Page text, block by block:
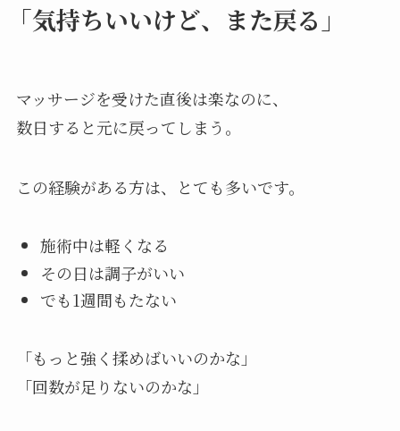
「気持ちいいけど、また戻る」
マッサージを受けた直後は楽なのに、
数日すると元に戻ってしまう。
この経験がある方は、とても多いです。
施術中は軽くなる
その日は調子がいい
でも1週間もたない
「もっと強く揉めばいいのかな」
「回数が足りないのかな」